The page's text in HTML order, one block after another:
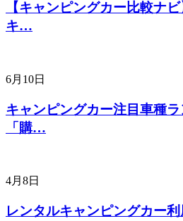
【キャンピングカー比較ナ
キ…
6月10日
キャンピングカー注目車種ラ
「購…
4月8日
レンタルキャンピングカー